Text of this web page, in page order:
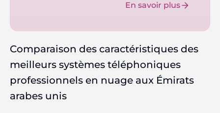
En savoir plus
Comparaison des caractéristiques des
meilleurs systèmes téléphoniques
professionnels en nuage aux Émirats
arabes unis